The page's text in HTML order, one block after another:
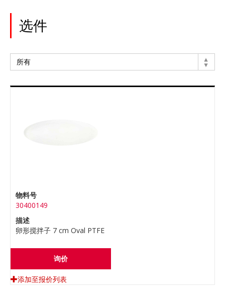
选件
物料号
30400149
描述
卵形搅拌子 7 cm Oval PTFE
询价
添加至报价列表